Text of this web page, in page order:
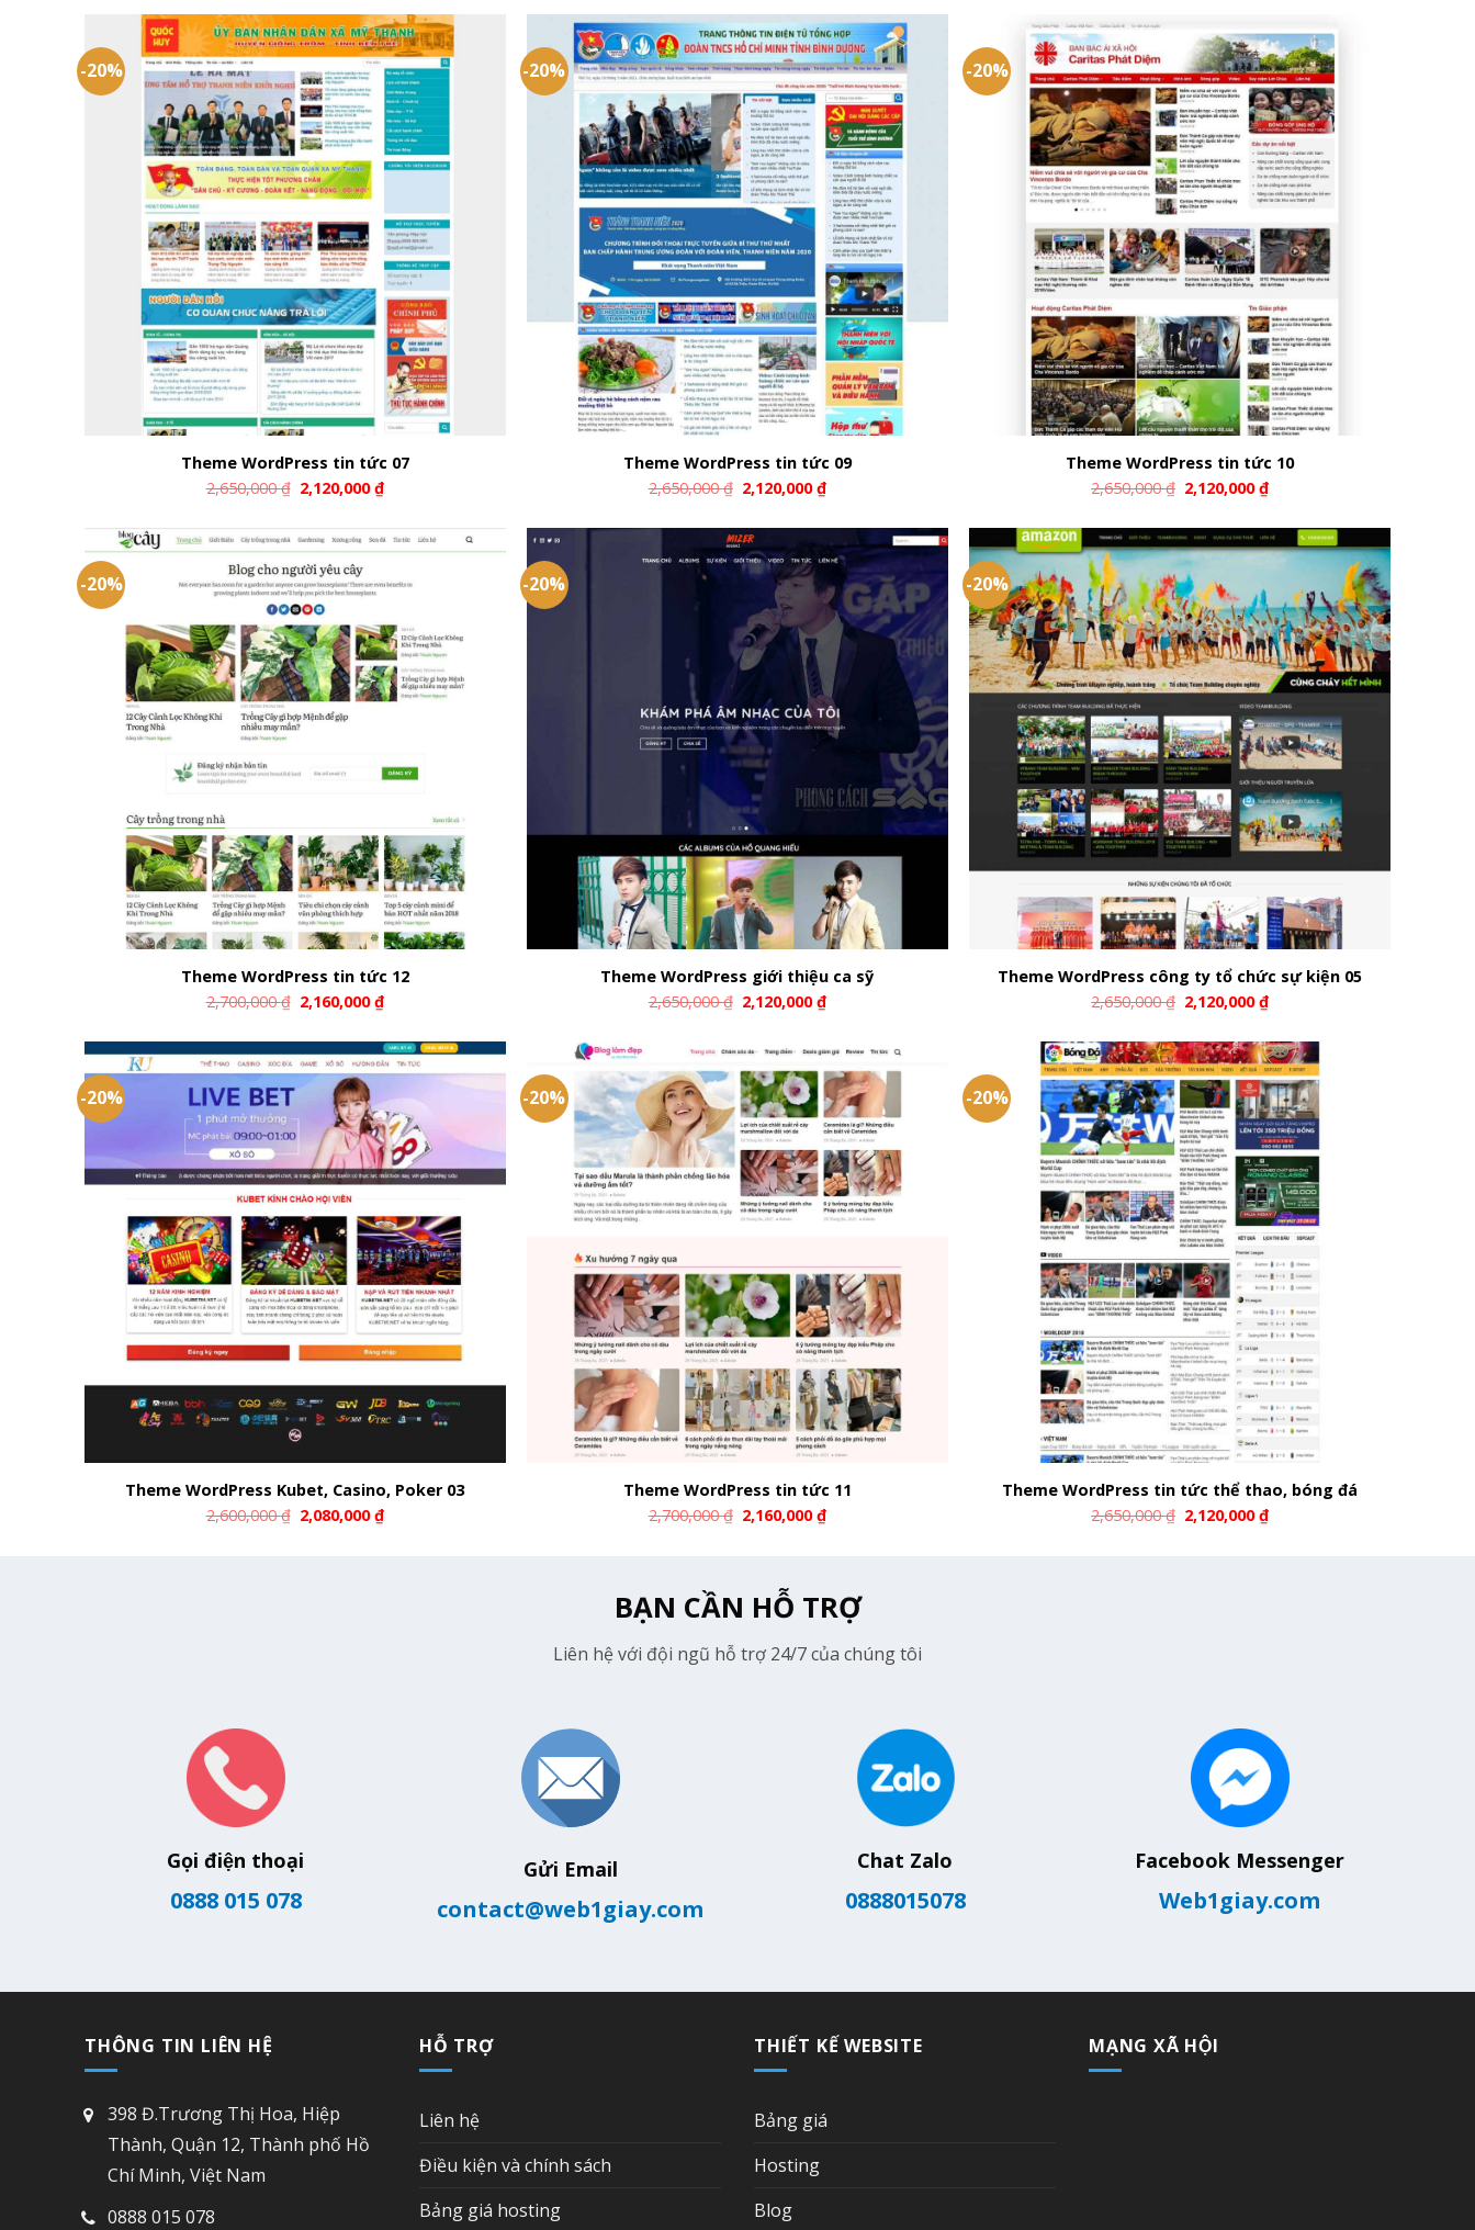
-20%
Theme WordPress tin tức 07
2,650,000₫ 2,120,000₫
-20%
Theme WordPress tin tức 09
2,650,000₫ 2,120,000₫
-20%
Theme WordPress tin tức 10
2,650,000₫ 2,120,000₫
-20%
Theme WordPress tin tức 12
2,700,000₫ 2,160,000₫
-20%
Theme WordPress giới thiệu ca sỹ
2,650,000₫ 2,120,000₫
-20%
Theme WordPress công ty tổ chức sự kiện 05
2,650,000₫ 2,120,000₫
-20%
Theme WordPress Kubet, Casino, Poker 03
2,600,000₫ 2,080,000₫
-20%
Theme WordPress tin tức 11
2,700,000₫ 2,160,000₫
-20%
Theme WordPress tin tức thể thao, bóng đá
2,650,000₫ 2,120,000₫
BẠN CẦN HỖ TRỢ
Liên hệ với đội ngũ hỗ trợ 24/7 của chúng tôi
Gọi điện thoại
0888 015 078
Gửi Email
contact@web1giay.com
Chat Zalo
0888015078
Facebook Messenger
Web1giay.com
THÔNG TIN LIÊN HỆ
398 Đ.Trương Thị Hoa, Hiệp
Thành, Quận 12, Thành phố Hồ
Chí Minh, Việt Nam
0888 015 078
HỖ TRỢ
Liên hệ
Điều kiện và chính sách
Bảng giá hosting
THIẾT KẾ WEBSITE
Bảng giá
Hosting
Blog
MẠNG XÃ HỘI